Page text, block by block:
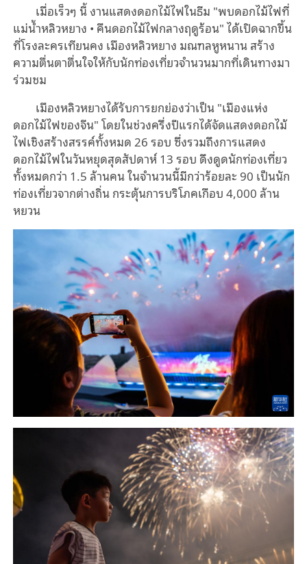
เมื่อเร็วๆ นี้ งานแสดงดอกไม้ไฟในธีม "พบดอกไม้ไฟที่
แม่น้ำหลิวหยาง • คืนดอกไม้ไฟกลางฤดูร้อน" ได้เปิดฉากขึ้น
ที่โรงละครเทียนคง เมืองหลิวหยาง มณฑลหูหนาน สร้าง
ความตื่นตาตื่นใจให้กับนักท่องเที่ยวจำนวนมากที่เดินทางมา
ร่วมชม
เมืองหลิวหยางได้รับการยกย่องว่าเป็น "เมืองแห่ง
ดอกไม้ไฟของจีน" โดยในช่วงครึ่งปีแรกได้จัดแสดงดอกไม้
ไฟเชิงสร้างสรรค์ทั้งหมด 26 รอบ ซึ่งรวมถึงการแสดง
ดอกไม้ไฟในวันหยุดสุดสัปดาห์ 13 รอบ ดึงดูดนักท่องเที่ยว
ทั้งหมดกว่า 1.5 ล้านคน ในจำนวนนี้มีกว่าร้อยละ 90 เป็นนัก
ท่องเที่ยวจากต่างถิ่น กระตุ้นการบริโภคเกือบ 4,000 ล้าน
หยวน